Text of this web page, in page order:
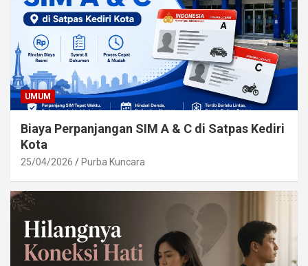
UMUM
Biaya Perpanjangan SIM A & C di Satpas Kediri
Kota
25/04/2026 Purba Kuncara